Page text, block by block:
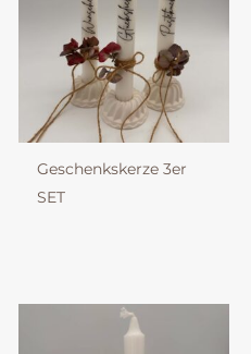
Geschenkskerze 3er
SET